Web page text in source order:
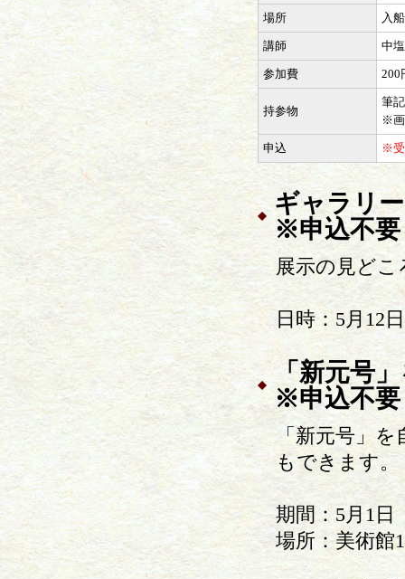
場所 入
講師 中
参加費 200
持参物
筆
※画
申込 ※受
ギャラリ
※申込不要
展示の見ど
日時：5月12
「新元号
※申込不要
「新元号」を
もできます。
期間：5月1日
場所：美術館